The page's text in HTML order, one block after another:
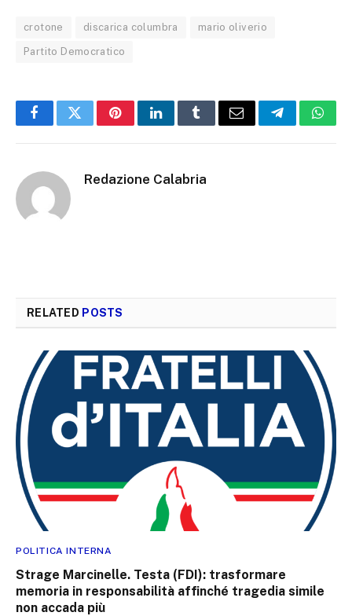
crotone discarica columbra mario oliverio
Partito Democratico
FacebookTwitterPinterestLinkedInTumblrEmail Telegram
Redazione Calabria
RELATED POSTS
POLITICA INTERNA
Strage Marcinelle. Testa (FDI): trasformare
memoria in responsabilità affinché tragedia simile
non accada più